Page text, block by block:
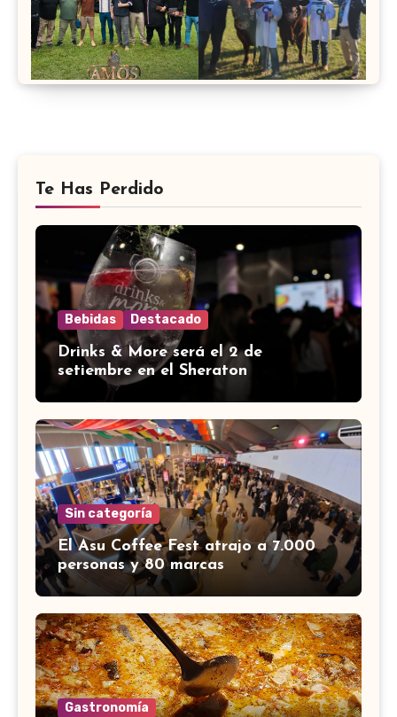
Te Has Perdido
Bebidas Destacado
Drinks & More será el 2 de
setiembre en el Sheraton
Sin categoría
El Asu Coffee Fest atrajo a 7.000
personas y 80 marcas
Gastronomía